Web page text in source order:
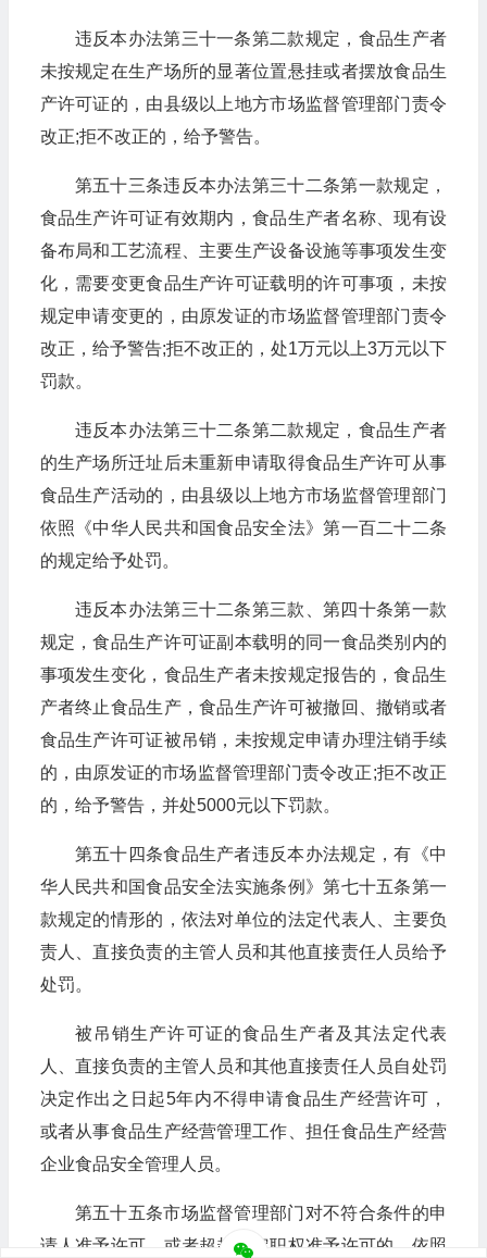
违反本办法第三十一条第二款规定，食品生产者
未按规定在生产场所的显著位置悬挂或者摆放食品生
产许可证的，由县级以上地方市场监督管理部门责令
改正;拒不改正的，给予警告。
第五十三条违反本办法第三十二条第一款规定，
食品生产许可证有效期内，食品生产者名称、现有设
备布局和工艺流程、主要生产设备设施等事项发生变
化，需要变更食品生产许可证载明的许可事项，未按
规定申请变更的，由原发证的市场监督管理部门责令
改正，给予警告;拒不改正的，处1万元以上3万元以下
罚款。
违反本办法第三十二条第二款规定，食品生产者
的生产场所迁址后未重新申请取得食品生产许可从事
食品生产活动的，由县级以上地方市场监督管理部门
依照《中华人民共和国食品安全法》第一百二十二条
的规定给予处罚。
违反本办法第三十二条第三款、第四十条第一款
规定，食品生产许可证副本载明的同一食品类别内的
事项发生变化，食品生产者未按规定报告的，食品生
产者终止食品生产，食品生产许可被撤回、撤销或者
食品生产许可证被吊销，未按规定申请办理注销手续
的，由原发证的市场监督管理部门责令改正;拒不改正
的，给予警告，并处5000元以下罚款。
第五十四条食品生产者违反本办法规定，有《中
华人民共和国食品安全法实施条例》第七十五条第一
款规定的情形的，依法对单位的法定代表人、主要负
责人、直接负责的主管人员和其他直接责任人员给予
处罚。
被吊销生产许可证的食品生产者及其法定代表
人、直接负责的主管人员和其他直接责任人员自处罚
决定作出之日起5年内不得申请食品生产经营许可，
或者从事食品生产经营管理工作、担任食品生产经营
企业食品安全管理人员。
第五十五条市场监督管理部门对不符合条件的申
请人准予许可，或者超越法定职权准予许可的，依照